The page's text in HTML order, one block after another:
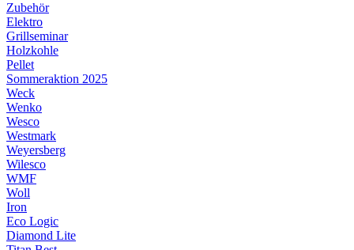
Zubehör
Elektro
Grillseminar
Holzkohle
Pellet
Sommeraktion 2025
Weck
Wenko
Wesco
Westmark
Weyersberg
Wilesco
WMF
Woll
Iron
Eco Logic
Diamond Lite